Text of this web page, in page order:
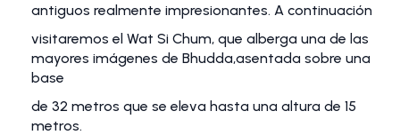
antiguos realmente impresionantes. A continuación
visitaremos el Wat Si Chum, que alberga una de las
mayores imágenes de Bhudda,asentada sobre una
base
de 32 metros que se eleva hasta una altura de 15
metros.